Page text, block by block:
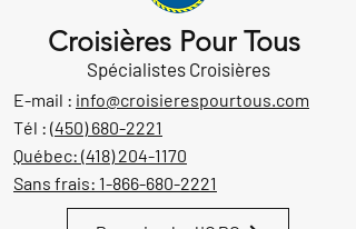
Croisières Pour Tous
Spécialistes Croisières
E-mail : info@croisierespourtous.com
Tél : (450) 680-2221
Québec: (418) 204-1170
Sans frais: 1-866-680-2221